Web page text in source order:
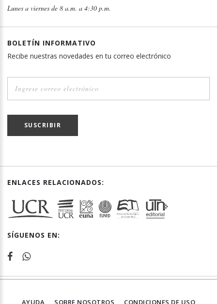
Lunes a viernes de 8 a.m. a 4:30 p.m.
BOLETÍN INFORMATIVO
Recibe nuestras novedades en tu correo electrónico
SUSCRIBIR
ENLACES RELACIONADOS:
SÍGUENOS EN:
AYUDA SOBRE NOSOTROS CONDICIONES DE USO